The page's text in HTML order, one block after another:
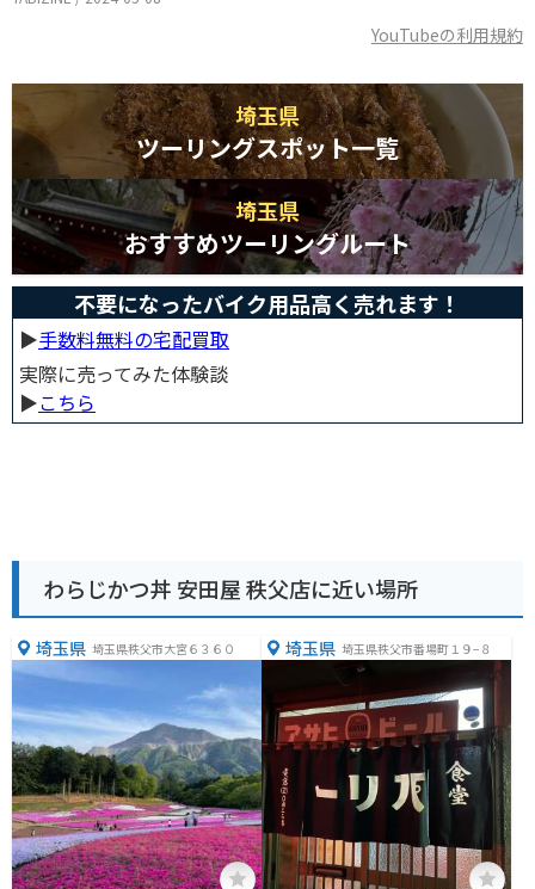
YouTubeの利用規約
埼玉県
ツーリングスポット一覧
埼玉県
おすすめツーリングルート
不要になったバイク用品高く売れます！
▶︎手数料無料の宅配買取
実際に売ってみた体験談
▶︎こちら
わらじかつ丼 安田屋 秩父店に近い場所
埼玉県 埼玉県秩父市大宮６３６０ 埼玉県 埼玉県秩父市番場町１９−８